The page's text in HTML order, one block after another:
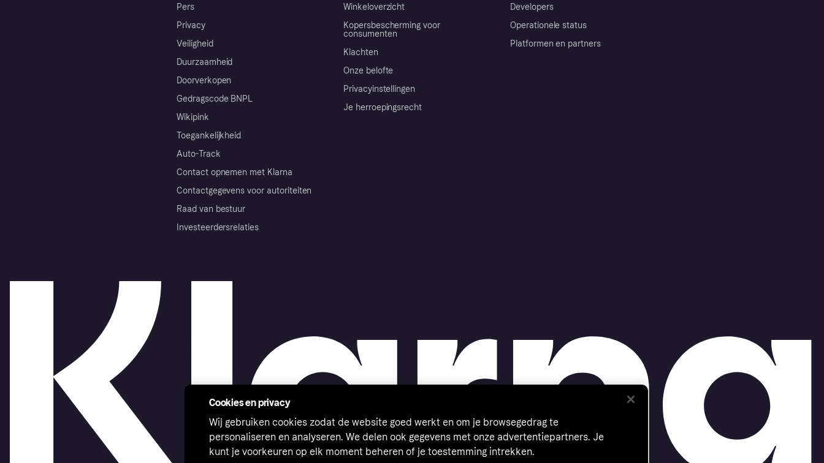
Pers
Privacy
Veiligheid
Duurzaamheid
Doorverkopen
Gedragscode BNPL
Wikipink
Toegankelijkheid
Auto-Track
Contact opnemen met Klarna
Contactgegevens voor autoriteiten
Raad van bestuur
Investeerdersrelaties
Winkeloverzicht
Kopersbescherming voor
consumenten
Klachten
Onze belofte
Privacyinstellingen
Je herroepingsrecht
Developers
Operationele status
Platformen en partners
Cookies en privacy
Wij gebruiken cookies zodat de website goed werkt en om je browsegedrag te
personaliseren en analyseren. We delen ook gegevens met onze advertentiepartners. Je
kunt je voorkeuren op elk moment beheren of je toestemming intrekken.